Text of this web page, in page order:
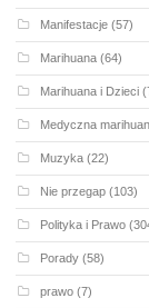
Manifestacje (57)
Marihuana (64)
Marihuana i Dzieci
Medyczna
Muzyka (22)
Nie przegap (103)
Polityka i Prawo
Porady (58)
prawo (7)